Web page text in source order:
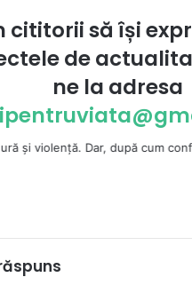
cititorii să își
de
ne la adresa
Dar, după cum confirmă şi